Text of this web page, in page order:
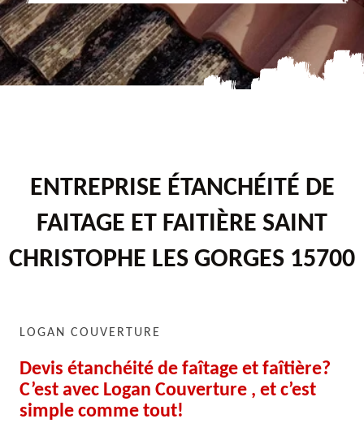
ENTREPRISE ÉTANCHÉITÉ DE
FAITAGE ET FAITIÈRE SAINT
CHRISTOPHE LES GORGES 15700
LOGAN COUVERTURE
Devis étanchéité de faîtage et faîtière?
C’est avec Logan Couverture , et c’est
simple comme tout!